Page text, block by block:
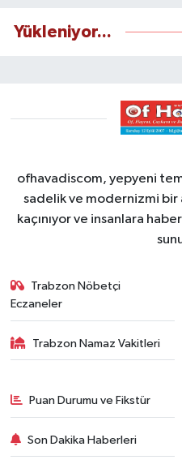
Yükleniyor...
ofhavadiscom, yepyeni
sadelik ve modernizmi
kaçınıyor ve insanlara
Trabzon Nöbetçi
Eczaneler
Trabzon Namaz Vakitleri
Puan Durumu ve Fikstür
Son Dakika Haberleri